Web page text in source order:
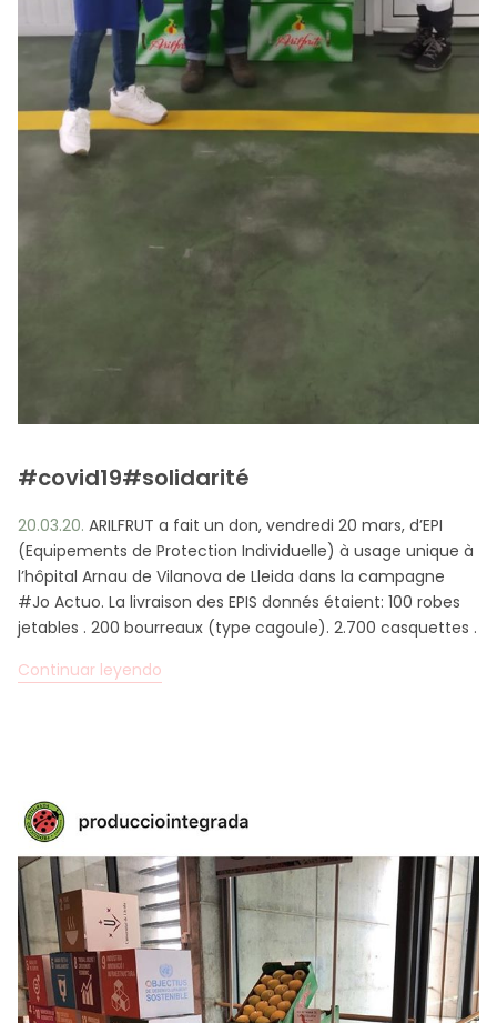
#covid19#solidarité
20.03.20. ARILFRUT a fait un don, vendredi 20 mars, d’EPI
(Equipements de Protection Individuelle) à usage unique à
l’hôpital Arnau de Vilanova de Lleida dans la campagne
#Jo Actuo. La livraison des EPIS donnés étaient: 100 robes
jetables . 200 bourreaux (type cagoule). 2.700 casquettes .
Continuar leyendo